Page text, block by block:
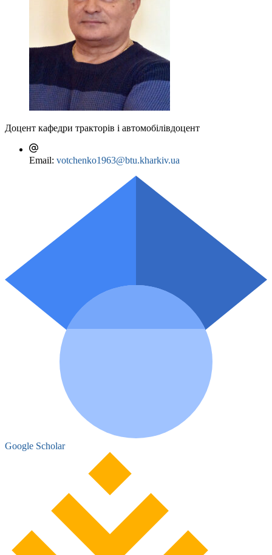
Доцент кафедри тракторів і автомобілівдоцент
Email: votchenko1963@btu.kharkiv.ua
Google Scholar